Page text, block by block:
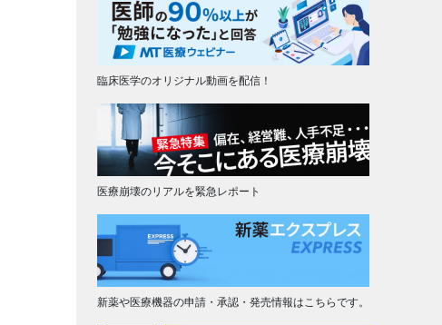
臨床医学のオリジナル動画を配信！
医療崩壊のリアルを緊急レポート
新薬や医療機器の申請・承認・発売情報はこちらです。